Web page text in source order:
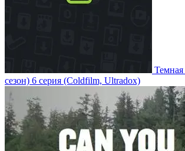
Темная
сезон) 6 серия (Coldfilm, Ultradox)